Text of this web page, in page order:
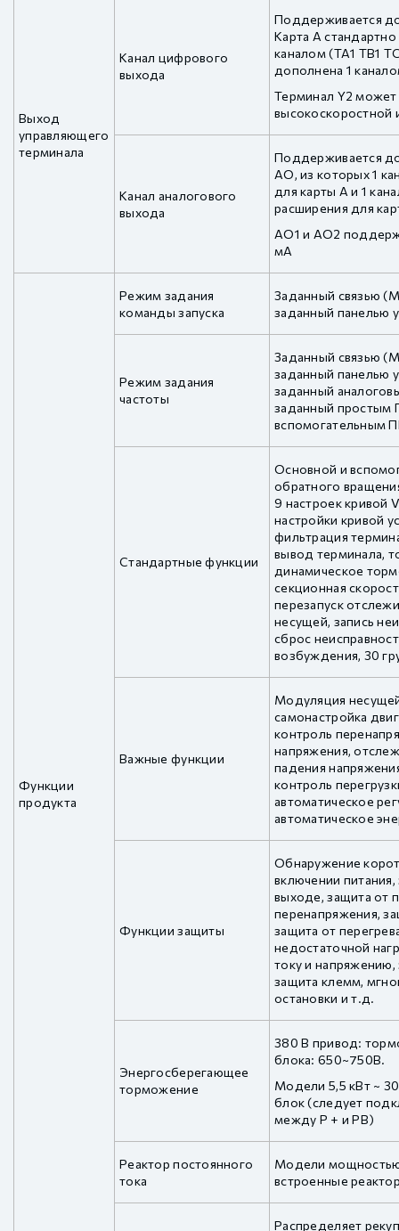
Выход
управляющего
терминала
Канал цифрового
выхода
Поддерживается
Карта A
каналом (TA1 TB1
дополнена 1
Терминал Y2
высокоскоростной
Канал аналогового
выхода
Поддерживается
AO, из которых 1
для карты A и 1
расширения для
AO1 и AO2
мА
Функции
продукта
Режим задания
команды запуска
Заданный связью
заданный панелью
Режим задания
частоты
Заданный связью
заданный панелью
заданный
заданный простым
вспомогательным
Стандартные функции
Основной и
обратного
9 настроек кривой
настройки кривой
фильтрация
вывод терминала,
динамическое
секционная
перезапуск
несущей, запись
сброс
возбуждения, 30
Важные функции
Модуляция
самонастройка
контроль
напряжения,
падения
контроль
автоматическое
автоматическое
Функции защиты
Обнаружение
включении
выходе, защита от
перенапряжения,
защита от
недостаточной
току и
защита клемм,
остановки и т.д.
Энергосберегающее
торможение
380 В привод:
блока: 650~750В.
Модели 5,5 кВт ~
блок (следует
между P + и PB)
Реактор постоянного
тока
Модели
встроенные
Распределяет